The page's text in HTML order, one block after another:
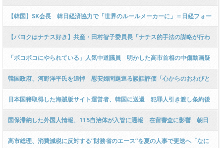
愛子天皇！愛子天皇！」
ルート不要化を達成しました」
【韓国】SK会長 韓日経済協力で「世界のルールメーカーに」＝日経フォー
ラム
【パヨクはナチス好き】共産・田村智子委員長「ナチス的手法の謀略が行わ
れたと指摘させざるを得ません」 衆院選等で高市首相陣営が中傷動画作成
の報道に言及
「ボコボコにやられている」人気中道議員 明かした高市首相の中傷動画疑
惑を猛追及後の「誹謗中傷被害」 伊佐議員 [少考さん★]
韓国政府、河野洋平氏を追悼 慰安婦問題巡る談話評価「心からのおわびと
反省を明記した日本初の公式文書」
日本国籍取得した海賊版サイト運営者、韓国に送還 犯罪人引き渡し条約後
初
国保滞納した外国人情報、115自治体が入管に通報 在留審査に影響 朝日
新聞
高市総理、消費減税に反対する”財務省のエース”を夏の人事で更迭へ「なに